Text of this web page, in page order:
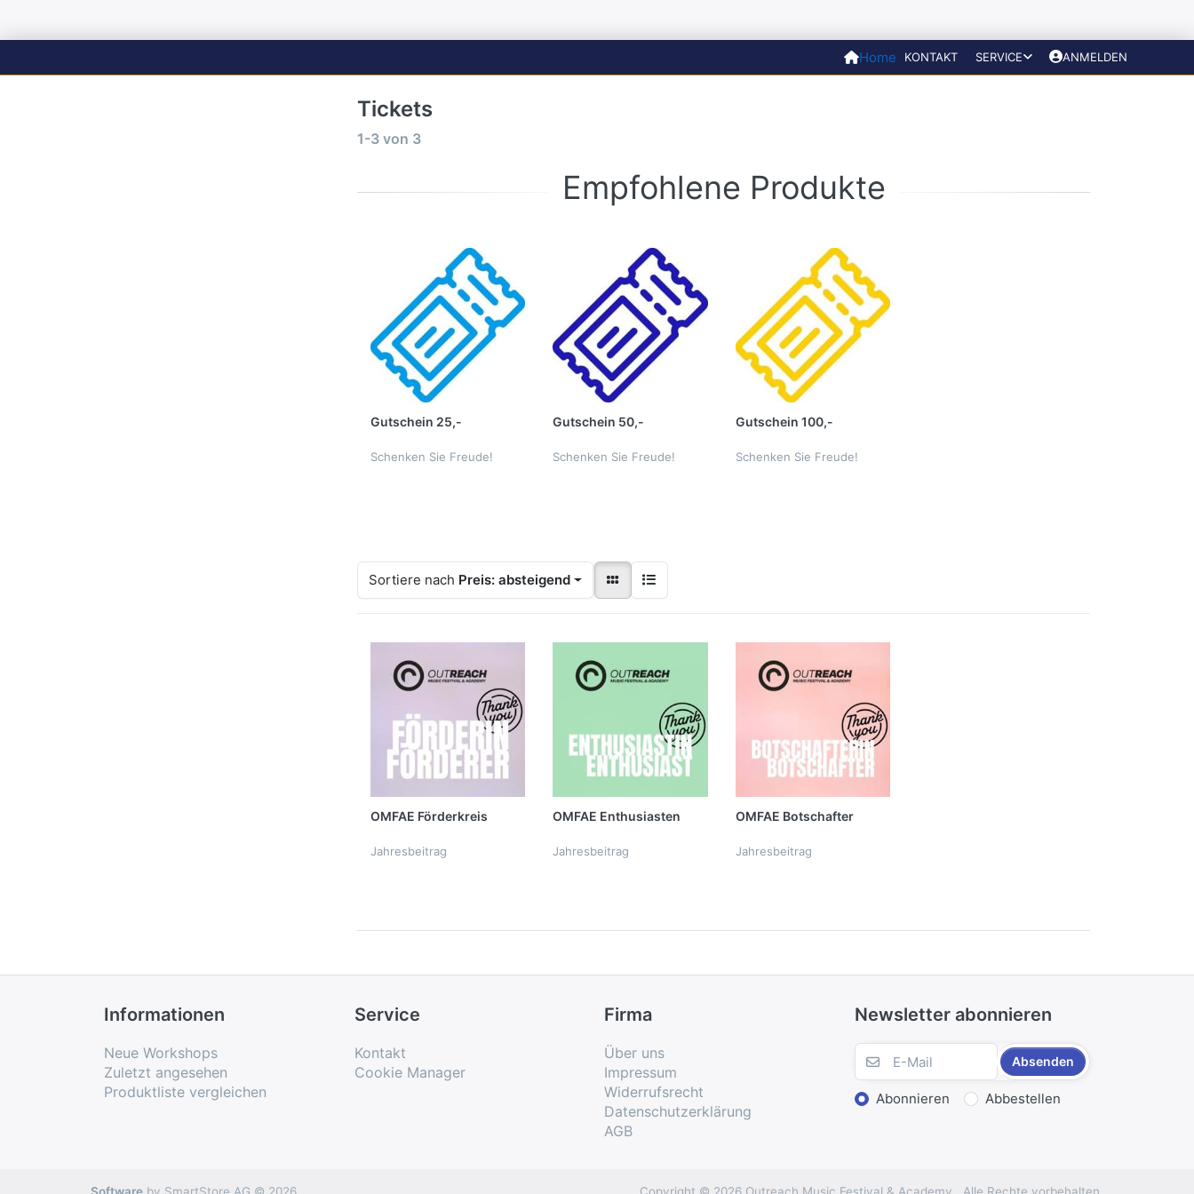
Home KONTAKT SERVICE ANMELDEN
Tickets
1-3 von 3
Empfohlene Produkte
Gutschein 25,-
Schenken Sie Freude!
Gutschein 50,-
Schenken Sie Freude!
Gutschein 100,-
Schenken Sie Freude!
Sortiere nach Preis: absteigend
OMFAE Förderkreis
Jahresbeitrag
OMFAE Enthusiasten
Jahresbeitrag
OMFAE Botschafter
Jahresbeitrag
Informationen
Neue Workshops
Zuletzt angesehen
Produktliste vergleichen
Service
Kontakt
Cookie Manager
Firma
Über uns
Impressum
Widerrufsrecht
Datenschutzerklärung
AGB
Newsletter abonnieren
Absenden
Abonnieren Abbestellen